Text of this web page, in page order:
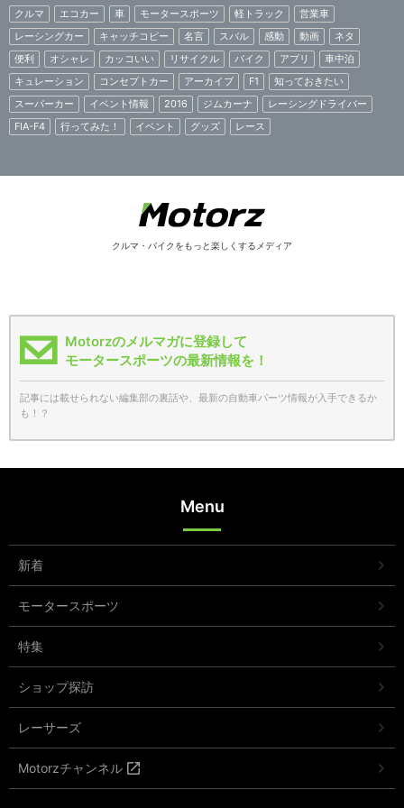
クルマ エコカー 車 モータースポーツ 軽トラック
営業車
レーシングカー
キャッチコピー 名言 スバル 感動 動画
ネタ
便利
オシャレ カッコいい リサイクル バイク アプリ
車中泊
キュレーション
コンセプトカー アーカイブ F1
知っておきたい
スーパーカー
イベント情報 2016 ジムカーナ
レーシングドライバー
FIA-F4
行ってみた！ イベント グッズ レース
クルマ・バイクをもっと楽しくするメディア
Motorzのメルマガに登録して
モータースポーツの最新情報を！
記事には載せられない編集部の裏話や、最新の自動車パーツ情報が入手できるか
も！？
Menu
新着
モータースポーツ
特集
ショップ探訪
レーサーズ
Motorzチャンネル